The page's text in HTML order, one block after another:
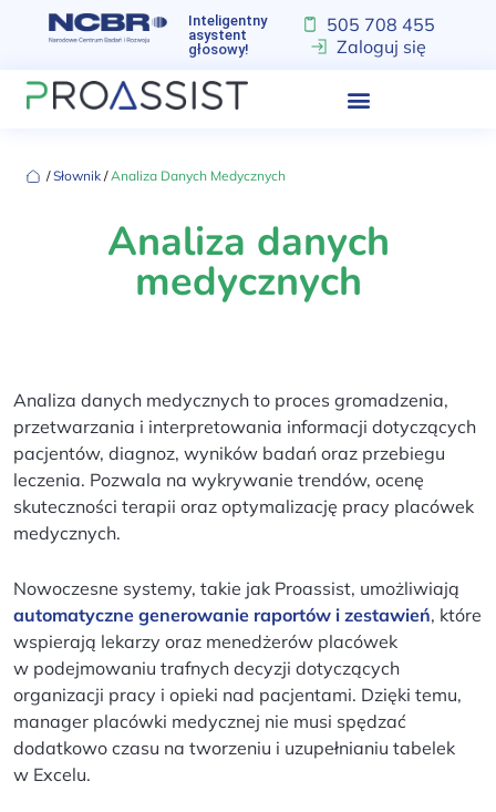
Inteligentny
asystent
głosowy!
505 708 455
Zaloguj się
‏‏‎ ‎/‏‏‎ ‎Słownik ‏‏‎ ‎/‏‏‎ ‎Analiza Danych Medycznych
Analiza danych
medycznych
Analiza danych medycznych to proces gromadzenia,
przetwarzania i interpretowania informacji dotyczących
pacjentów, diagnoz, wyników badań oraz przebiegu
leczenia. Pozwala na wykrywanie trendów, ocenę
skuteczności terapii oraz optymalizację pracy placówek
medycznych.
Nowoczesne systemy, takie jak Proassist, umożliwiają
automatyczne generowanie raportów i zestawień, które
wspierają lekarzy oraz menedżerów placówek
w podejmowaniu trafnych decyzji dotyczących
organizacji pracy i opieki nad pacjentami. Dzięki temu,
manager placówki medycznej nie musi spędzać
dodatkowo czasu na tworzeniu i uzupełnianiu tabelek
w Excelu.